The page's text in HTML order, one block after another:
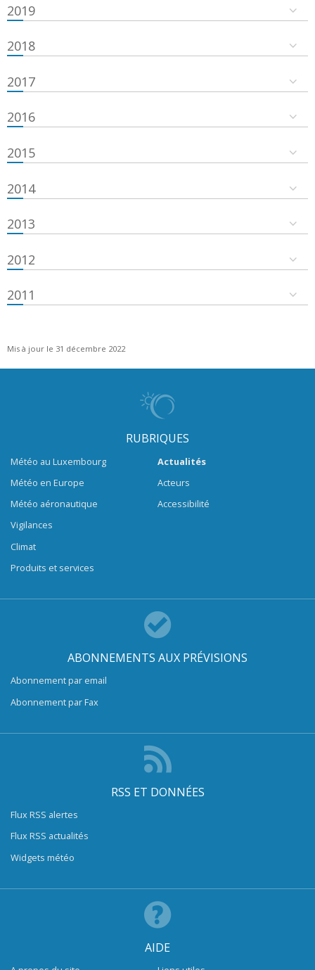
2019
2018
2017
2016
2015
2014
2013
2012
2011
Mis à jour le 31 décembre 2022
RUBRIQUES
Météo au Luxembourg
Météo en Europe
Météo aéronautique
Vigilances
Climat
Produits et services
Actualités
Acteurs
Accessibilité
ABONNEMENTS AUX PRÉVISIONS
Abonnement par email
Abonnement par Fax
RSS ET DONNÉES
Flux RSS alertes
Flux RSS actualités
Widgets météo
AIDE